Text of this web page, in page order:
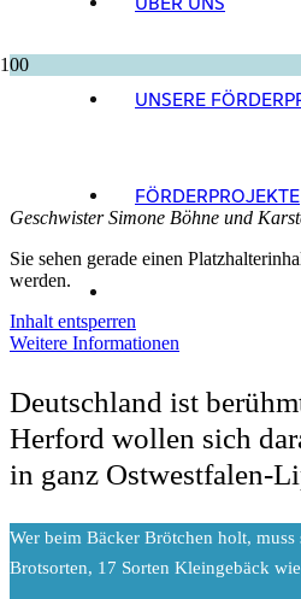
UNSERE
FÖRDERPROJEKTE
Geschwister Simone Böhne und
Sie sehen gerade einen
werden.
Inhalt entsperren
Weitere Informationen
Deutschland ist
Herford wollen sich
in ganz Ostwestfalen-
Wer beim Bäcker Brötchen holt,
Brotsorten, 17 Sorten Kleingebäck